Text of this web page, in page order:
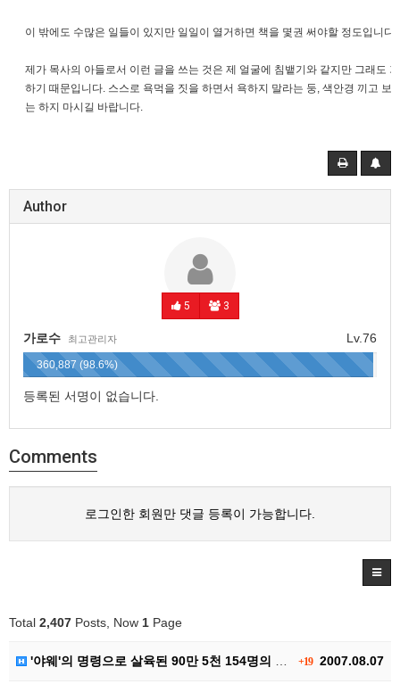
이 밖에도 수많은 일들이 있지만 일일이 열거하면 책을 몇권 써야할 정도입니다.
제가 목사의 아들로서 이런 글을 쓰는 것은 제 얼굴에 침뱉기와 같지만 그래도
하기 때문입니다. 스스로 욕먹을 짓을 하면서 욕하지 말라는 둥, 색안경 끼고 보
는 하지 마시길 바랍니다.
Author
5 3
Lv.76
가로수 최고관리자
360,887 (98.6%)
등록된 서명이 없습니다.
Comments
로그인한 회원만 댓글 등록이 가능합니다.
Total 2,407 Posts, Now 1 Page
+192007.08.07
'야웨'의 명령으로 살육된 90만 5천 154명의 기록